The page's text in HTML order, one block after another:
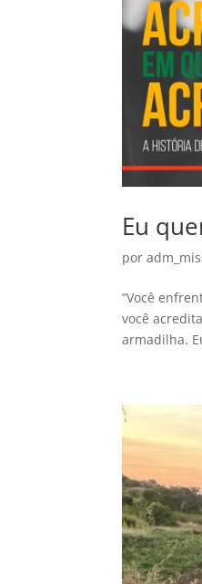
Eu
por
“Você
você
armadilha.